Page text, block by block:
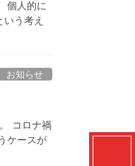
個人的に
う考え
お知らせ
コロナ禍
ケースが